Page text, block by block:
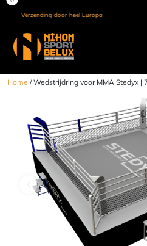
Verzending door heel Europa
Home / Wedstrijdring voor MMA Stedyx |